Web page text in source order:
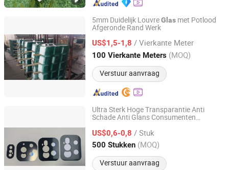
5mm Duidelijk LouvreGlas met Potlood
Afgeronde Rand Werk
US$1,5-1,8 / Vierkante Meter
100 Vierkante Meters (MOQ)
Verstuur aanvraag
Qingdao Hongyu Glass Co., Ltd.
Shandong, China Sinds 2012
Ultra Sterk Hoge Transparantie Anti
Schade Anti Glans Consumenten
US$0,6-0,8 / Stuk
500 Stukken (MOQ)
Verstuur aanvraag
Taizhou Zhaosheng Electronics Technology Co., Ltd.
Zhejiang, China Sinds 2026